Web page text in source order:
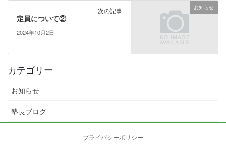
お知らせ
次の記事
定員について②
2024年10月2日
カテゴリー
お知らせ
塾長ブログ
プライバシーポリシー